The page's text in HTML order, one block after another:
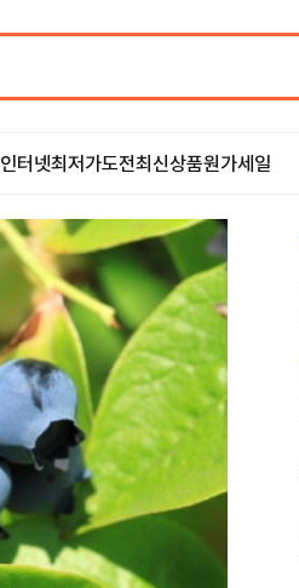
인터넷최저가도전최신상품원가세일